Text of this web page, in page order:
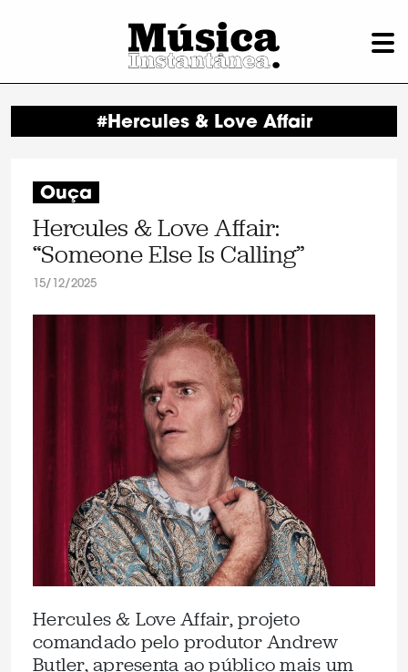
#Hercules & Love Affair
Ouça
Hercules & Love Affair:
“Someone Else Is Calling”
15/12/2025
Hercules & Love Affair, projeto
comandado pelo produtor Andrew
Butler, apresenta ao público mais um